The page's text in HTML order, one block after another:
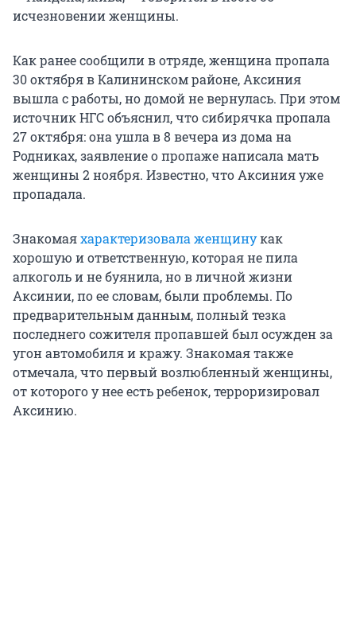
исчезновении женщины.
Как ранее сообщили в отряде, женщина пропала
30 октября в Калининском районе, Аксиния
вышла с работы, но домой не вернулась. При этом
источник НГС объяснил, что сибирячка пропала
27 октября: она ушла в 8 вечера из дома на
Родниках, заявление о пропаже написала мать
женщины 2 ноября. Известно, что Аксиния уже
пропадала.
Знакомаяхарактеризовала женщинукак
хорошую и ответственную, которая не пила
алкоголь и не буянила, но в личной жизни
Аксинии, по ее словам, были проблемы. По
предварительным данным, полный тезка
последнего сожителя пропавшей был осужден за
угон автомобиля и кражу. Знакомая также
отмечала, что первый возлюбленный женщины,
от которого у нее есть ребенок, терроризировал
Аксинию.